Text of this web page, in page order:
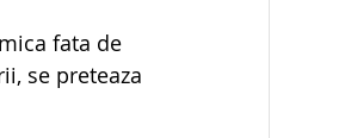
fata de
se preteaza